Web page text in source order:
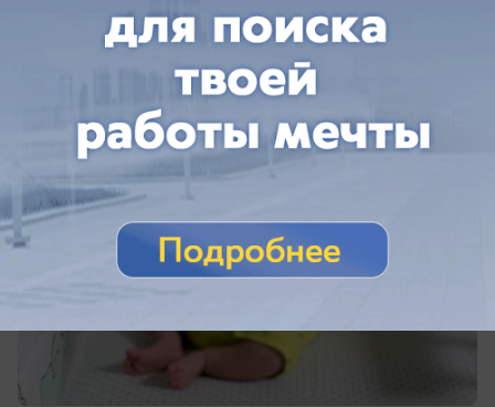
Принимаются б/у